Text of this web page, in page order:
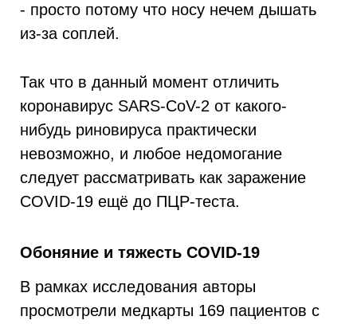
- просто потому что носу нечем дышать
из-за соплей.
Так что в данный момент отличить
коронавирус SARS-CoV-2 от какого-
нибудь риновируса практически
невозможно, и любое недомогание
следует рассматривать как заражение
COVID-19 ещё до ПЦР-теста.
Обоняние и тяжесть COVID-19
В рамках исследования авторы
просмотрели медкарты 169 пациентов с